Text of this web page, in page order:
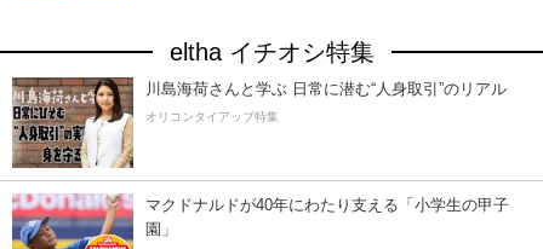
eltha イチオシ特集
川島海荷さんと学ぶ 日常に潜む“人身取引”のリアル
オリコンタイアップ特集
マクドナルドが40年にわたり支える「小学生の甲子
園」